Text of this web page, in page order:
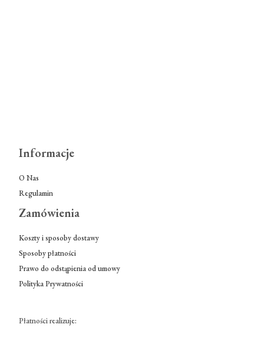
Informacje
O Nas
Regulamin
Zamówienia
Koszty i sposoby dostawy
Sposoby płatności
Prawo do odstąpienia od umowy
Polityka Prywatności
Płatności realizuje: